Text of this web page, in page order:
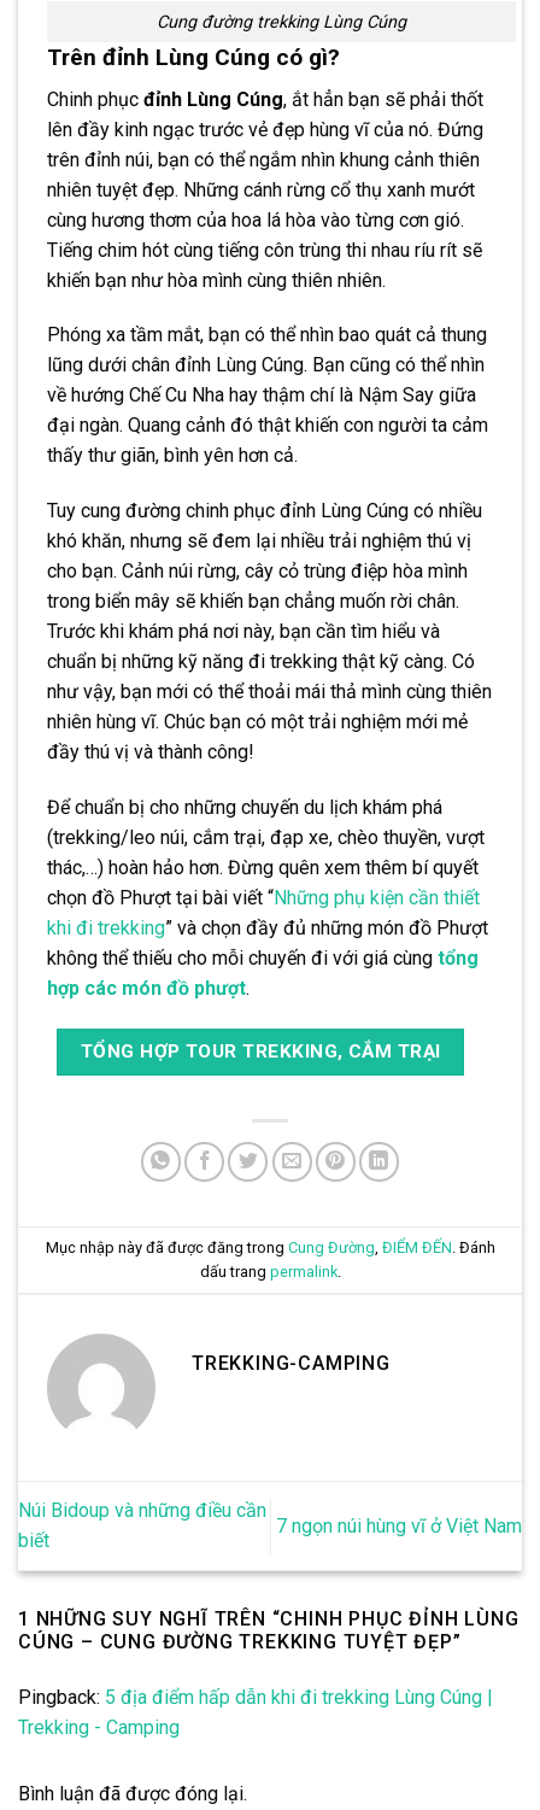
Cung đường trekking Lùng Cúng
Trên đỉnh Lùng Cúng có gì?
Chinh phục đỉnh Lùng Cúng, ắt hẳn bạn sẽ phải thốt
lên đầy kinh ngạc trước vẻ đẹp hùng vĩ của nó. Đứng
trên đỉnh núi, bạn có thể ngắm nhìn khung cảnh thiên
nhiên tuyệt đẹp. Những cánh rừng cổ thụ xanh mướt
cùng hương thơm của hoa lá hòa vào từng cơn gió.
Tiếng chim hót cùng tiếng côn trùng thi nhau ríu rít sẽ
khiến bạn như hòa mình cùng thiên nhiên.
Phóng xa tầm mắt, bạn có thể nhìn bao quát cả thung
lũng dưới chân đỉnh Lùng Cúng. Bạn cũng có thể nhìn
về hướng Chế Cu Nha hay thậm chí là Nậm Say giữa
đại ngàn. Quang cảnh đó thật khiến con người ta cảm
thấy thư giãn, bình yên hơn cả.
Tuy cung đường chinh phục đỉnh Lùng Cúng có nhiều
khó khăn, nhưng sẽ đem lại nhiều trải nghiệm thú vị
cho bạn. Cảnh núi rừng, cây cỏ trùng điệp hòa mình
trong biển mây sẽ khiến bạn chẳng muốn rời chân.
Trước khi khám phá nơi này, bạn cần tìm hiểu và
chuẩn bị những kỹ năng đi trekking thật kỹ càng. Có
như vậy, bạn mới có thể thoải mái thả mình cùng thiên
nhiên hùng vĩ. Chúc bạn có một trải nghiệm mới mẻ
đầy thú vị và thành công!
Để chuẩn bị cho những chuyến du lịch khám phá
(trekking/leo núi, cắm trại, đạp xe, chèo thuyền, vượt
thác,…) hoàn hảo hơn. Đừng quên xem thêm bí quyết
chọn đồ Phượt tại bài viết “Những phụ kiện cần thiết
khi đi trekking” và chọn đầy đủ những món đồ Phượt
không thể thiếu cho mỗi chuyến đi với giá cùng tổng
hợp các món đồ phượt.
TỔNG HỢP TOUR TREKKING, CẮM TRẠI
Mục nhập này đã được đăng trong Cung Đường ĐIỂM ĐẾN . Đánh
dấu trang permalink.
TREKKING-CAMPING
Núi Bidoup và những điều cần
biết
7 ngọn núi hùng vĩ ở Việt Nam
1 NHỮNG SUY NGHĨ TRÊN “CHINH PHỤC ĐỈNH LÙNG
CÚNG – CUNG ĐƯỜNG TREKKING TUYỆT ĐẸP”
Pingback: 5 địa điểm hấp dẫn khi đi trekking Lùng Cúng |
Trekking - Camping
Bình luận đã được đóng lại.